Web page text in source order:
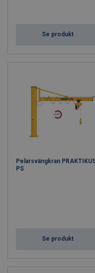
Se produkt
Pelarsvängkran
PS
Se produkt